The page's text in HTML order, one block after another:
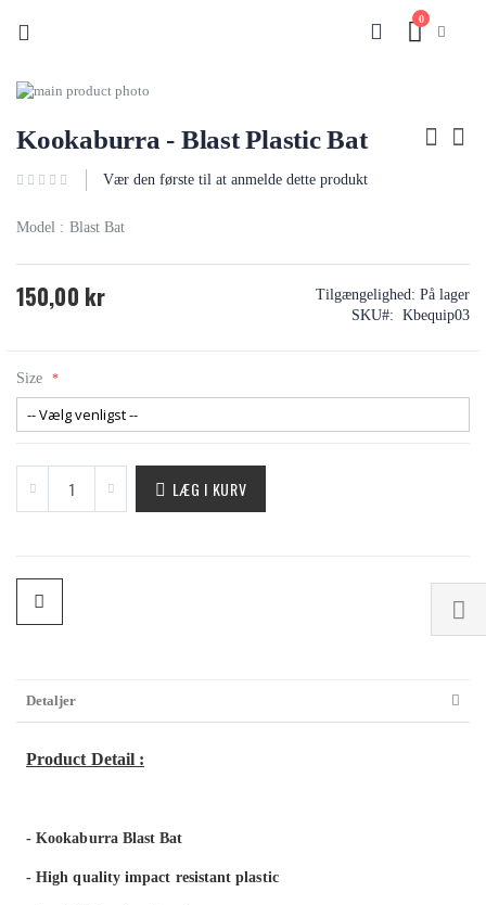
Cart
0
Gå
slutningen
af
billedgalleriet
til
starten
billedgalleriet
Kookaburra - Blast Plastic Bat
Vær den første til at anmelde dette produkt
Model : Blast Bat
150,00 kr Tilgængelighed: På lager
SKU
Kbequip03
Size
LÆG I KURV
Detaljer
Product Detail :
- Kookaburra Blast Bat
- High quality impact resistant plastic